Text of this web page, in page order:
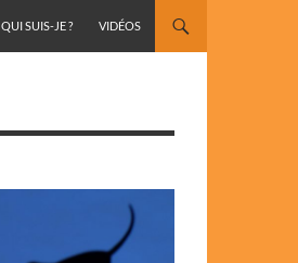
QUI SUIS-JE ? VIDÉOS